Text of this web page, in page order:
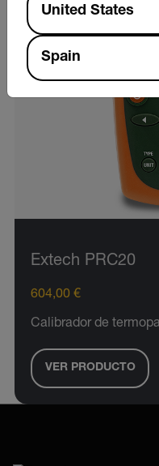
Extech PRC20
604,00 €
Calibrador de
VER PRODUCTO
United States
Spain